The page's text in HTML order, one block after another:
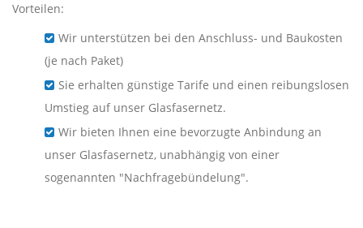
Vorteilen:
Wir unterstützen bei den Anschluss- und Baukosten
(je nach Paket)
Sie erhalten günstige Tarife und einen reibungslosen
Umstieg auf unser Glasfasernetz.
Wir bieten Ihnen eine bevorzugte Anbindung an
unser Glasfasernetz, unabhängig von einer
sogenannten "Nachfragebündelung".